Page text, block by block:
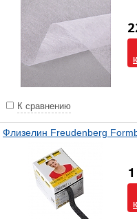
К сравнению
Флизелин Freudenberg